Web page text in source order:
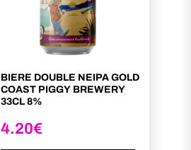
BIERE DOUBLE NEIPA GOLD
COAST PIGGY BREWERY
33CL 8%
4.20€